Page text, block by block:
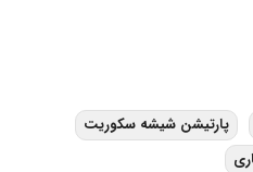
پارتیشن شیشه سکوریت